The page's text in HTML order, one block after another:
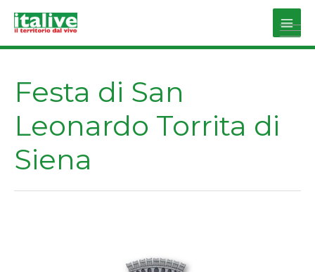
Main
Festa di San
Leonardo Torrita di
Siena